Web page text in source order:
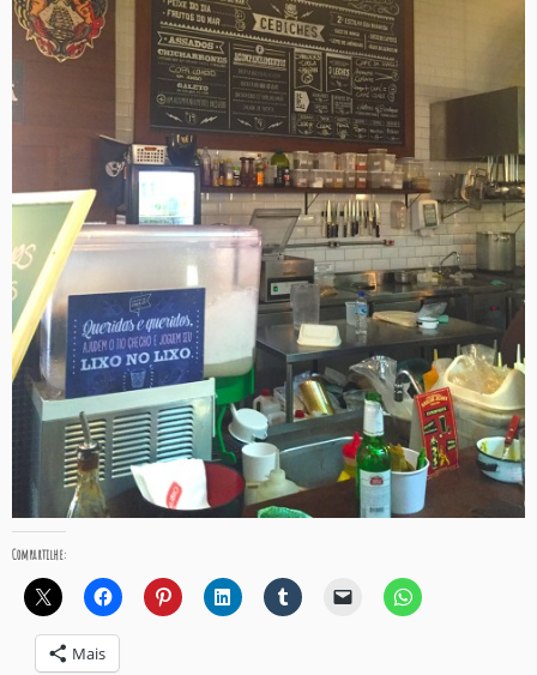
Compartilhe:
Mais